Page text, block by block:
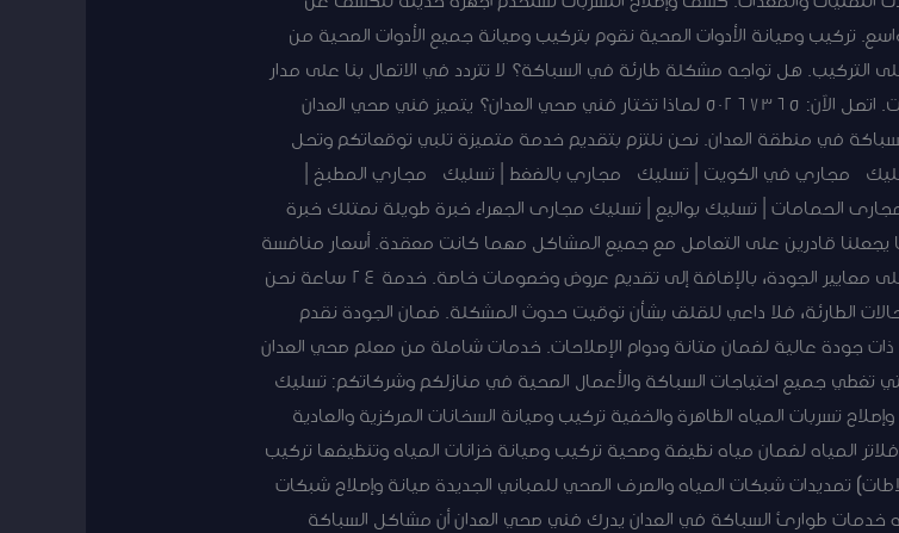
تركيب وصيانة الأدوات الصحية نقوم بتركيب وصيانة جميع الأدوات الصحية من
هل تواجه مشكلة طارئة في السباكة؟ لا تتردد في الاتصال بنا على مدار
24 ساعة. فني صحي العدان جاهز لتلبية طلبك في أي وقت. اتصل الآن: 50267365 لماذا تختار فني صحي العدان؟ يتميز فني صحي العدان
السباكة في منطقة العدان. نحن نلتزم بتقديم خدمة متميزة تلبي توقعاتكم وتحل
بشكل نهائي. تسليك مجارى | 50267365 | تسليك مجاري في الكويت | تسليك مجاري بالضغط | تسليك مجاري المطبخ |
الحمامات | تسليك بواليع | تسليك مجارى الجهراء خبرة طويلة نمتلك خبرة
مما يجعلنا قادرين على التعامل مع جميع المشاكل مهما كانت معقدة. أسعار منافسة
نقدم خدماتنا بأسعار معقولة ومنافسة مع الحفاظ على أعلى معايير الجودة، بالإضافة إلى تقديم عروض وخصومات خاصة. خدمة 24 ساعة نحن
الطارئة، فلا داعي للقلق بشأن توقيت حدوث المشكلة. ضمان الجودة نقدم
جودة عالية لضمان متانة ودوام الإصلاحات. خدمات شاملة من معلم صحي العدان
جميع احتياجات السباكة والأعمال الصحية في منازلكم وشركاتكم: تسليك
تسربات المياه الظاهرة والخفية تركيب وصيانة السخانات المركزية والعادية
المياه لضمان مياه نظيفة وصحية تركيب وصيانة خزانات المياه وتنظيفها تركيب
تمديدات شبكات المياه والصرف الصحي للمباني الجديدة صيانة وإصلاح شبكات
خدمات طوارئ السباكة في العدان يدرك فني صحي العدان أن مشاكل السباكة